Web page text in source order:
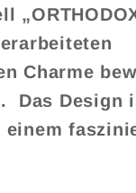
Charme
Das Design